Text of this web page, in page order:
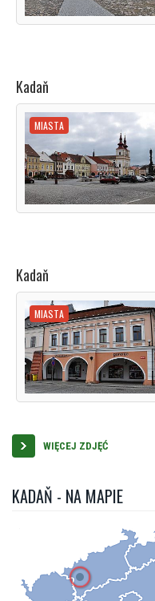
Kadaň
MIASTA
Kadaň
MIASTA
WIĘCEJ ZDJĘĆ
KADAŇ - NA MAPIE